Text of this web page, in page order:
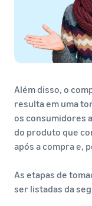
Além disso, o
resulta em uma
os consumidores
do produto que
após a compra e,
As etapas de
ser listadas da